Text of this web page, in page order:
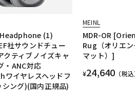
(1)
社サウンドチュー
クティブノイズキャ
・ANC対応
イヤレスヘッドフ
シング)(国内正規品)
MEINL
MDR-OR
Rug（オリエ
マット）]
¥24,640 （税込